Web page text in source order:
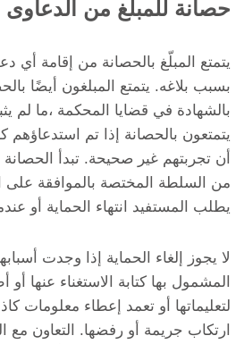
حصانة للمبلغ من الدعاوى
يتمتع المبلّغ بالحصانة من إقامة أي
بسبب بلاغه. يتمتع المبلغون أيضًا
بالشهادة في قضايا المحكمة ،ما لم
يتمتعون بالحصانة إذا تم استدعاؤهم
أن تجربتهم غير صحيحة. تبدأ
من السلطة المختصة بالموافقة على
يطلب المستفيد انتهاء الحماية أو
لا يجوز إلغاء الحماية إذا وجدت
المشمول بها كتابة الاستغناء عنها أو
لتعليماتها أو تعمد إعطاء معلومات
ارتكاب جريمة أو رفضها. التعاون مع